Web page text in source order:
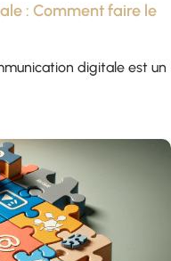
: Comment faire le
digitale est un